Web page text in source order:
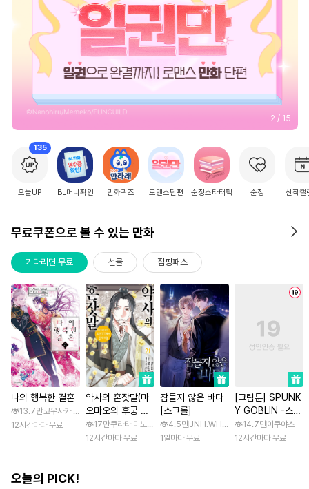
2 / 15
135
오늘UP BL머니확인 만화퀴즈 로맨스단편 순정스타터팩 순정 신작캘
무료쿠폰으로 볼 수 있는 만화
기다리면 무료 선물 점핑패스
나의 행복한 결혼
13.7만코우사카 리토 / 아기토기 아쿠미
12시간마다 무료
약사의 혼잣말(마
오마오의 후궁 수
수께끼 풀이수첩)
17만쿠라타 미노지 / 휴우가 나츠
12시간마다 무료
잠들지 않은 바다
[스크롤]
4.5만JNH.WH Studio / Lasso
1일마다 무료
[크림툰] SPUNK
Y GOBLIN -스펑
키 고블린- [스크
롤]
14.7만이쿠야스
12시간마다 무료
오늘의 PICK!